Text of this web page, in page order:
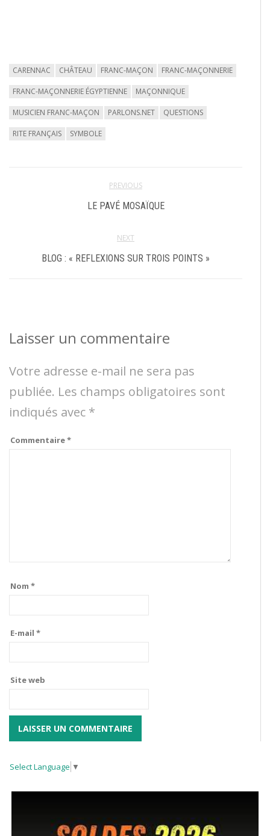
CARENNAC CHÂTEAU FRANC-MAÇON FRANC-MAÇONNERIE
FRANC-MAÇONNERIE ÉGYPTIENNE MAÇONNIQUE
MUSICIEN FRANC-MAÇON PARLONS.NET QUESTIONS
RITE FRANÇAIS SYMBOLE
PREVIOUS
LE PAVÉ MOSAÏQUE
NEXT
BLOG : « REFLEXIONS SUR TROIS POINTS »
Laisser un commentaire
Votre adresse e-mail ne sera pas
publiée. Les champs obligatoires sont
indiqués avec *
Commentaire*
Nom *
E-mail *
Site web
Select Language ▼